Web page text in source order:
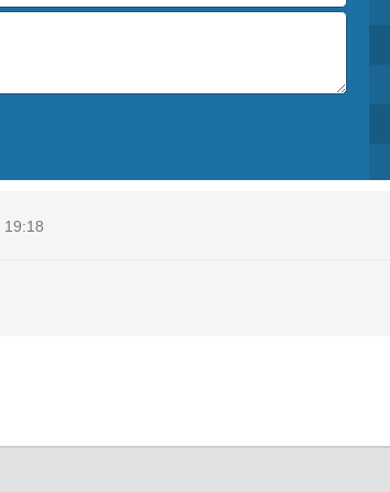
19:18